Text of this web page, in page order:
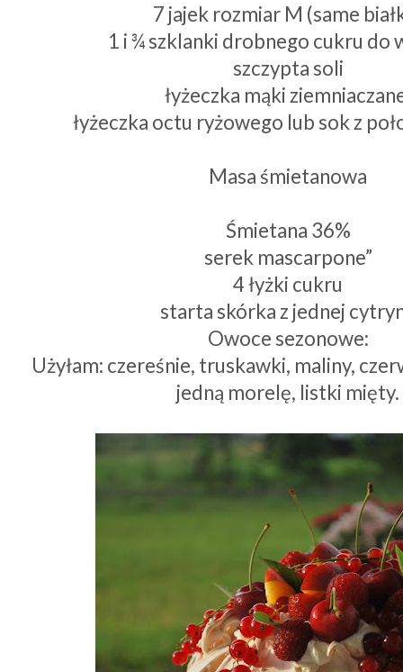
7 jajek rozmiar M (same
1 i ¾ szklanki drobnego cukru do
szczypta soli
łyżeczka mąki
łyżeczka octu ryżowego lub sok z
Masa śmietanowa
Śmietana 36%
serek mascarpone”
4 łyżki cukru
starta skórka z jednej
Owoce sezonowe:
Użyłam: czereśnie, truskawki, maliny,
jedną morelę, listki mięty.